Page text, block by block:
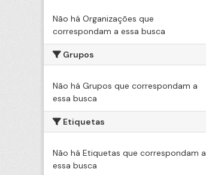
Não há Organizações que
correspondam a essa busca
Grupos
Não há Grupos que correspondam a
essa busca
Etiquetas
Não há Etiquetas que correspondam a
essa busca